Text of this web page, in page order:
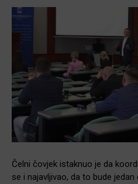
Čelni čovjek istaknuo je da
se i najavljivao, da to bude